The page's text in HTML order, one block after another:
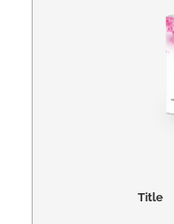
Title